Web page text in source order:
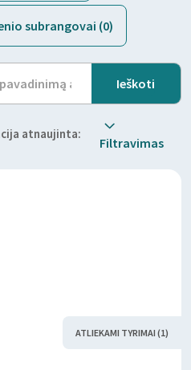
subrangovai (0)
atnaujinta:
Filtravimas
ATLIEKAMI TYRIMAI (1)